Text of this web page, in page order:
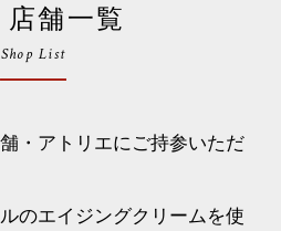
店舗一覧
Shop List
・アトリエにご持参いただ
のエイジングクリームを使